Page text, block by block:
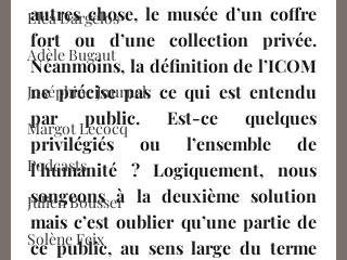
Eléa Dargelos
Adèle Bugaut
Joséphine Journel
Margot Lecocq
Podcasts
Julien Bousser
Solène Feix
autres chose, le musée d’un coffre
fort ou d’une collection privée.
Néanmoins, la définition de l’ICOM
ne précise pas ce qui est entendu
par public. Est-ce quelques
privilégiés ou l’ensemble de
l’humanité ? Logiquement, nous
songeons à la deuxième solution
mais c’est oublier qu’une partie de
ce public, au sens large du terme